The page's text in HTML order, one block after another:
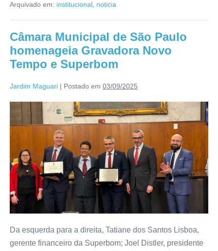
Arquivado em: institucional, noticia
Câmara Municipal de São Paulo
homenageia Gravadora Novo
Tempo e Superbom
Jardim Maguari | Postado em 03/09/2025
Da esquerda para a direita, Tatiane dos Santos Lisboa,
gerente financeiro da Superbom; Joel Distler, presidente